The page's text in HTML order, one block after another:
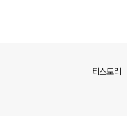
티스토리